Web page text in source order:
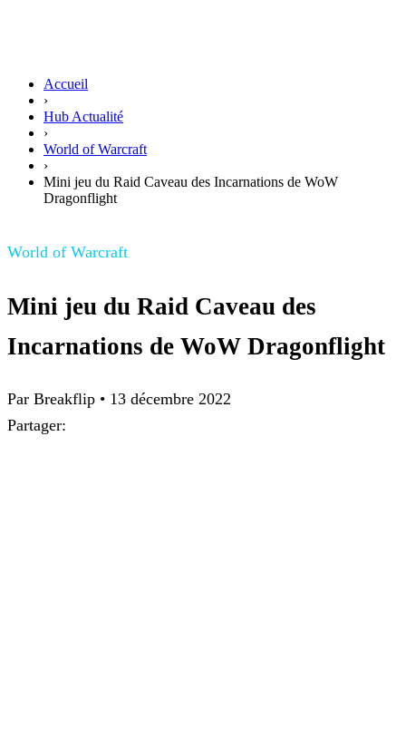
Accueil
›
Hub Actualité
›
World of Warcraft
›
Mini jeu du Raid Caveau des Incarnations de WoW
Dragonflight
World of Warcraft
Mini jeu du Raid Caveau des
Incarnations de WoW Dragonflight
Par Breakflip • 13 décembre 2022
Partager: